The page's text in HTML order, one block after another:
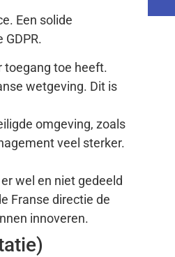
Een solide
toegang toe heeft.
wetgeving. Dit is
omgeving, zoals
veel sterker.
er wel en niet gedeeld
Franse directie de
innoveren.